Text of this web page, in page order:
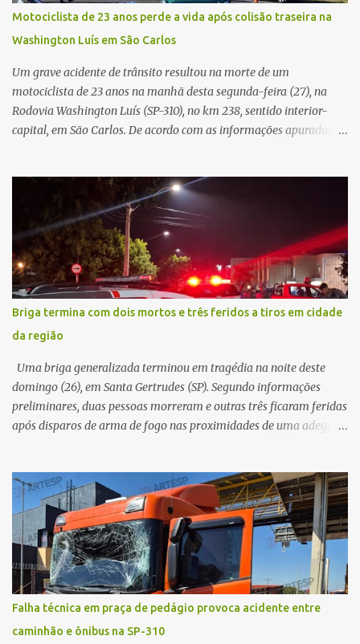
de demandas crescentes e recursos necessariamente limitados, a
principal missão da gestão pública não é apenas investir mais,
mas decidir melhor onde investir para produzir o maior benefício
possível à população. Essa reflexão encontra respaldo tanto na
teoria da admini...
Motociclista de 23 anos perde a vida após colisão traseira na
Washington Luís em São Carlos
Um grave acidente de trânsito resultou na morte de um
motociclista de 23 anos na manhã desta segunda-feira (27), na
Rodovia Washington Luís (SP-310), no km 238, sentido interior-
capital, em São Carlos. De acordo com as informações apuradas no
veículo, o trânsito estava lento e congestionado devido a obras
realizadas na rodovia, momento em que ocorreu o impacto. Com
a violência da colisão, o motociclista foi arremessado ao solo.
Testemunhas relataram que o capacete teria se desprendido
durante o acidente. O jovem sofreu ferimentos gravíssimos e
morreu ainda no local. Equipes de resgate e de atendimento da
concessionária responsável pela rodovia foram acionadas e
realizaram a sinalização da via, além de prestarem socorro à
vítima. No entanto, o óbito foi constatado ainda no local do
acidente. A Polícia Militar Rodoviária compareceu para o registro
da ocorrência...
Briga termina com dois mortos e três feridos a tiros em cidade
da região
Uma briga generalizada terminou em tragédia na noite deste
domingo (26), em Santa Gertrudes (SP). Segundo informações
preliminares, duas pessoas morreram e outras três ficaram feridas
após disparos de arma de fogo nas proximidades de uma adega. O
começado dentro do estabelecimento e se estendido para a área
externa, quando dois homens armados passaram a efetuar
diversos disparos. Duas vítimas morreram ainda no local. Outras
três pessoas foram baleadas e socorridas. Até o momento, não
foram divulgadas informações oficiais sobre o estado de saúde dos
feridos. Equipes da Polícia Militar de Santa Gertrudes atenderam a
ocorrência e isolaram a área para o trabalho da perícia. Até a
última atualização, nenhum suspeito havia sido preso. A Polícia
Civil investigará a motivação da briga, a autoria dos disparos e as
Falha técnica em praça de pedágio provoca acidente entre
caminhão e ônibus na SP-310